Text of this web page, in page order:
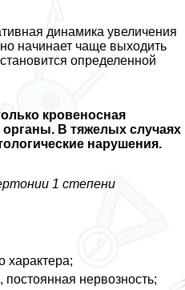
динамика увеличения
начинает чаще выходить
определенной
кровеносная
В тяжелых случаях
нарушения.
1 степени
хаpaктера;
постоянная нервозность;